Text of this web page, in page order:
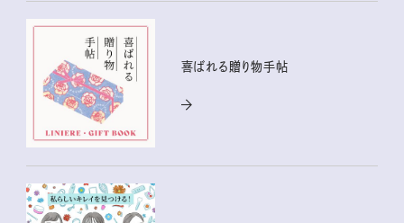
喜ばれる贈り物手帖